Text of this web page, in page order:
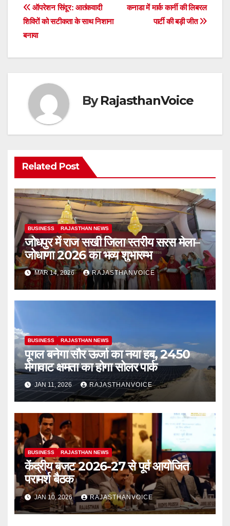
Post
navigation
कनाडा में मार्क कार्नी की लिबरल
पार्टी की बड़ी जीत
ऑपरेशन सिंदूर: आतंकवादी
शिविरों को सटीकता के साथ निशाना
बनाया
ByRajasthanVoice
Related Post
BUSINESS RAJASTHAN NEWS
जोधपुर में राज सखी जिला स्तरीय सरस मेला–
जोधाणा 2026 का भव्य शुभारम्भ
MAR 14, 2026 RAJASTHANVOICE
BUSINESS RAJASTHAN NEWS
पूगल बनेगा सौर ऊर्जा का नया हब, 2450
मेगावाट क्षमता का होगा सोलर पार्क
JAN 11, 2026 RAJASTHANVOICE
BUSINESS RAJASTHAN NEWS
केंद्रीय बजट 2026-27 से पूर्व आयोजित
परामर्श बैठक
JAN 10, 2026 RAJASTHANVOICE